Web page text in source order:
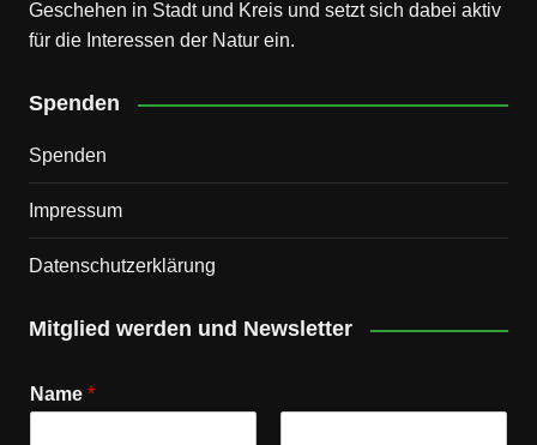
Geschehen in Stadt und Kreis und setzt sich dabei aktiv
für die Interessen der Natur ein.
Spenden
Spenden
Impressum
Datenschutz­erklärung
Mitglied werden und Newsletter
Name *